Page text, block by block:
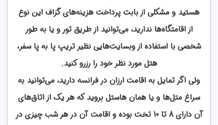
هستید و مشکلی از بابت پرداخت هزینه‌های گزاف این نوع
از اقامتگاه‌ها ندارید، می‌توانید از طریق تور و یا به طور
شخصی با استفاده از وبسایت‌هایی نظیر تریپ پا به پا سفر،
هتل مورد نظر خود را رزرو کنید.
ولی اگر تمایل به اقامت ارزان در فرانسه دارید، می‌توانید به
سراغ متل‌ها و یا همان هاستل بروید که هر یک از اتاق‌های
آن دارای 8 تا 10 تخت بوده و اقامت آن در هر شب چیزی در